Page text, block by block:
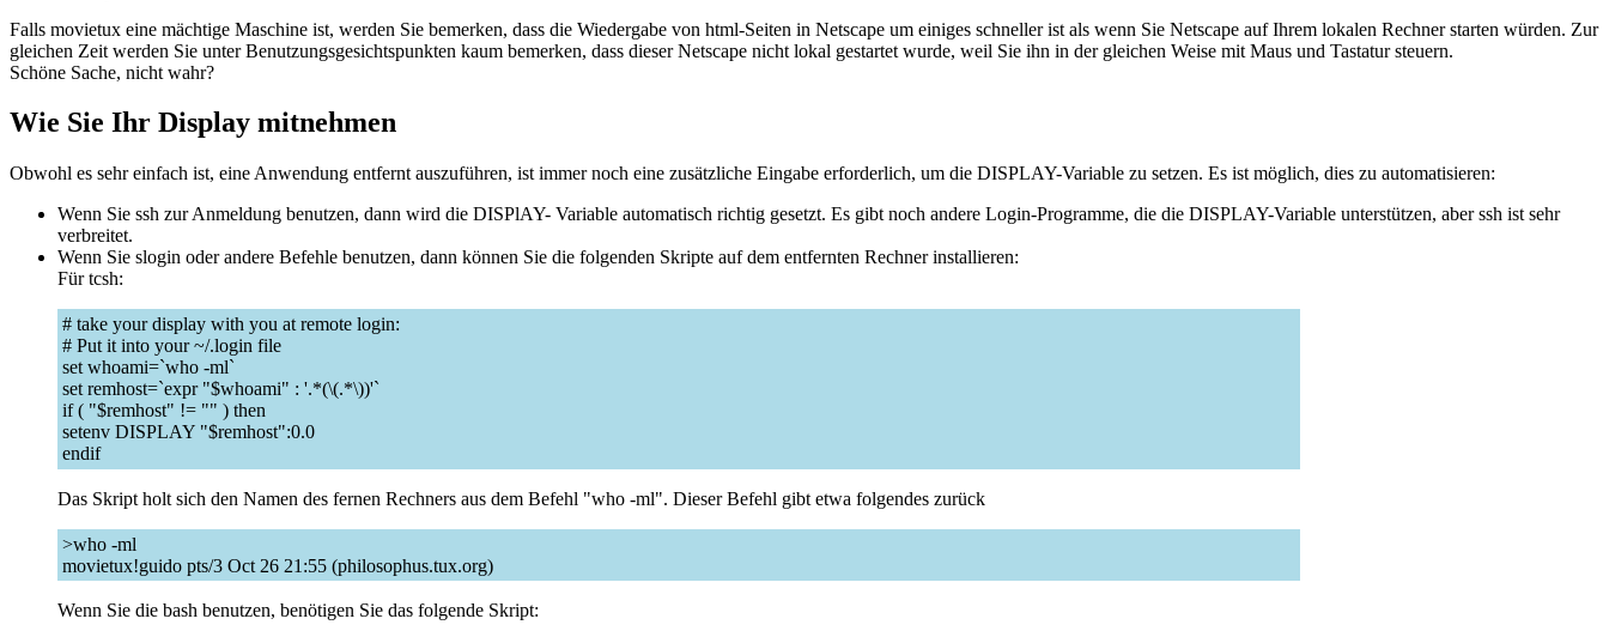
Falls movietux eine mächtige Maschine ist, werden Sie bemerken, dass die Wiedergabe von html-Seiten in Netscape um einiges schneller ist als wenn Sie Netscape auf Ihrem lokalen Rechner starten würden. Zur
gleichen Zeit werden Sie unter Benutzungsgesichtspunkten kaum bemerken, dass dieser Netscape nicht lokal gestartet wurde, weil Sie ihn in der gleichen Weise mit Maus und Tastatur steuern.
Schöne Sache, nicht wahr?
Wie Sie Ihr Display mitnehmen
Obwohl es sehr einfach ist, eine Anwendung entfernt auszuführen, ist immer noch eine zusätzliche Eingabe erforderlich, um die DISPLAY-Variable zu setzen. Es ist möglich, dies zu automatisieren:
Wenn Sie ssh zur Anmeldung benutzen, dann wird die DISPlAY- Variable automatisch richtig gesetzt. Es gibt noch andere Login-Programme, die die DISPLAY-Variable unterstützen, aber ssh ist sehr
verbreitet.
Wenn Sie slogin oder andere Befehle benutzen, dann können Sie die folgenden Skripte auf dem entfernten Rechner installieren:
Für tcsh:
# take your display with you at remote login:
# Put it into your ~/.login file
set whoami=`who -ml`
set remhost=`expr "$whoami" : '.*(\(.*\))'`
if ( "$remhost" != "" ) then
setenv DISPLAY "$remhost":0.0
endif
Das Skript holt sich den Namen des fernen Rechners aus dem Befehl "who -ml". Dieser Befehl gibt etwa folgendes zurück
>who -ml
movietux!guido pts/3 Oct 26 21:55 (philosophus.tux.org)
Wenn Sie die bash benutzen, benötigen Sie das folgende Skript: